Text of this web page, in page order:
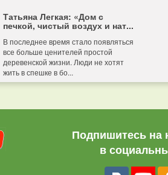
Татьяна Легкая: «Дом с
печкой, чистый воздух и нат...
В последнее время стало появляться
все больше ценителей простой
деревенской жизни. Люди не хотят
жить в спешке в бо...
Подпишитесь на
в